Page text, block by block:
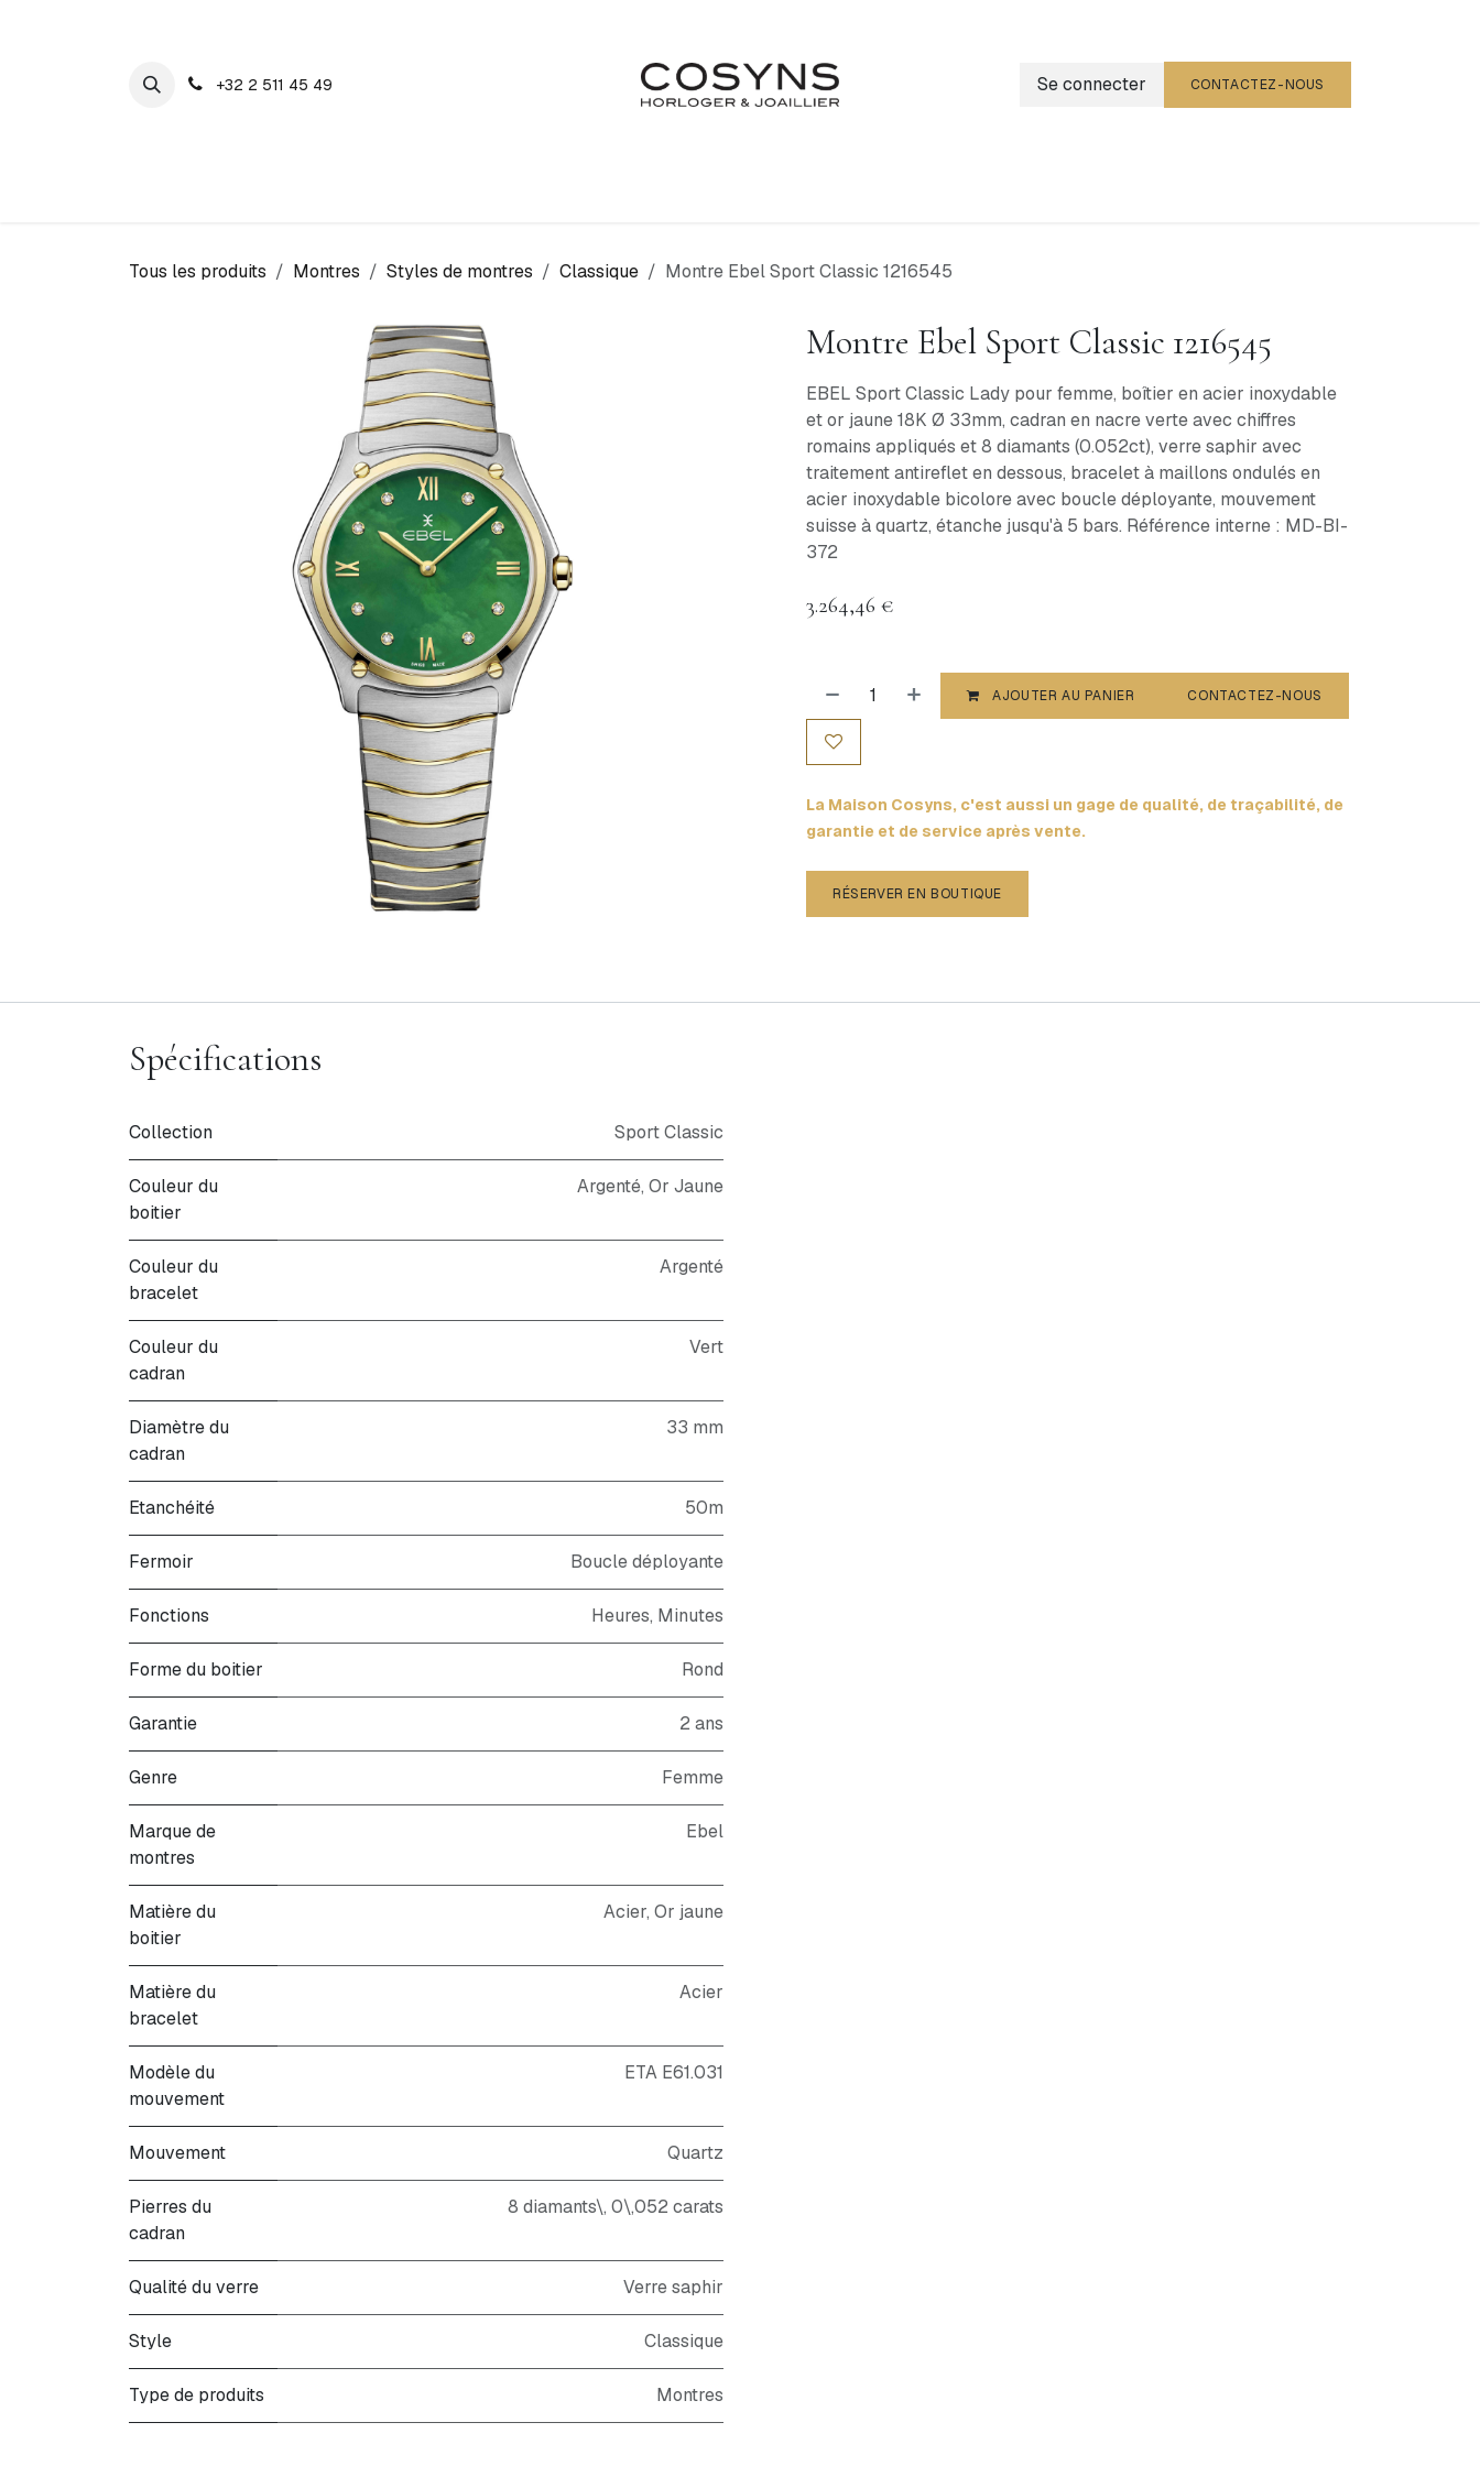
+32 2 511 45 49 Se connecter CONTACTEZ-NOUS
Tous les produits Montres Styles de montres Classique Montre Ebel Sport Classic 1216545
Montre Ebel Sport Classic 1216545
EBEL Sport Classic Lady pour femme, boîtier en acier inoxydable
et or jaune 18K Ø 33mm, cadran en nacre verte avec chiffres
romains appliqués et 8 diamants (0.052ct), verre saphir avec
traitement antireflet en dessous, bracelet à maillons ondulés en
acier inoxydable bicolore avec boucle déployante, mouvement
suisse à quartz, étanche jusqu'à 5 bars. Référence interne : MD-BI-
372
3.264,46 €
AJOUTER AU PANIER CONTACTEZ-NOUS
La Maison Cosyns, c'est aussi un gage de qualité, de traçabilité, de
garantie et de service après vente.
RÉSERVER EN BOUTIQUE
Spécifications
Collection Sport Classic
Couleur du
boitier
Argenté, Or Jaune
Couleur du
bracelet
Argenté
Couleur du
cadran
Vert
Diamètre du
cadran
33 mm
Etanchéité 50m
Fermoir Boucle déployante
Fonctions Heures, Minutes
Forme du boitier Rond
Garantie 2 ans
Genre Femme
Marque de
montres
Ebel
Matière du
boitier
Acier, Or jaune
Matière du
bracelet
Acier
Modèle du
mouvement
ETA E61.031
Mouvement Quartz
Pierres du
cadran
8 diamants\, 0\,052 carats
Qualité du verre Verre saphir
Style Classique
Type de produits Montres